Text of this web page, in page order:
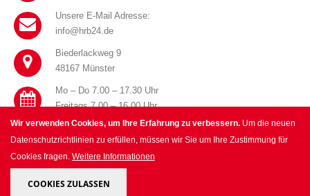
Wir verwenden Cookies, um Ihre Erfahrung zu verbessern. Um die neuen
Datenschutzrichtlinien zu erfüllen, müssen wir Sie um Ihre Zustimmung für
Cookies fragen. Weitere Informationen
COOKIES ZULASSEN
Unsere E-Mail Adresse:
info@hrb24.de
Biederlackweg 9
48167 Münster
Mo – Do 7.00 – 17.30 Uhr
Freitags 7.00 – 16.00 Uhr